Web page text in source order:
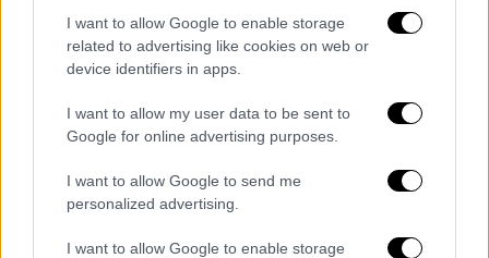
I want to allow Google to enable storage
related to advertising like cookies on web or
device identifiers in apps.
I want to allow my user data to be sent to
Google for online advertising purposes.
I want to allow Google to send me
personalized advertising.
I want to allow Google to enable storage
|06.12.2024 11:27
Γιορτάζει σήμερα ο Άγιος Νικόλαος, ο
προστάτης των ναυτικών και των
φτωχών